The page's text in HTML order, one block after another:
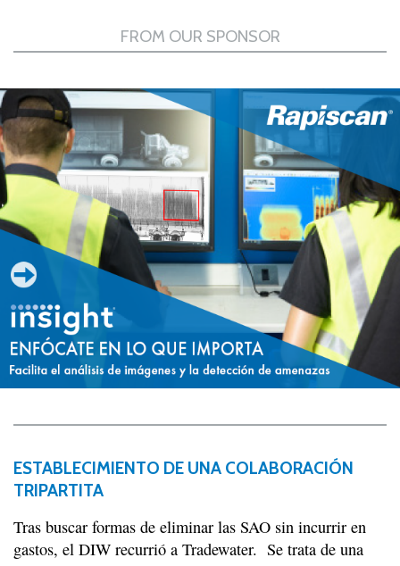
ESTABLECIMIENTO DE UNA COLABORACIÓN
TRIPARTITA
Tras buscar formas de eliminar las SAO sin incurrir en
gastos, el DIW recurrió a Tradewater. Se trata de una